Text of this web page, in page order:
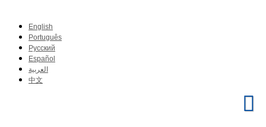
English
Português
Pусский
Español
العربية
中文